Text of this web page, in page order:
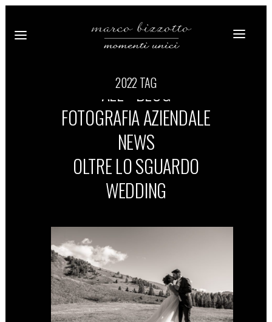
2022 TAG
ALL BLOG
FOTOGRAFIA AZIENDALE
NEWS
OLTRE LO SGUARDO
WEDDING